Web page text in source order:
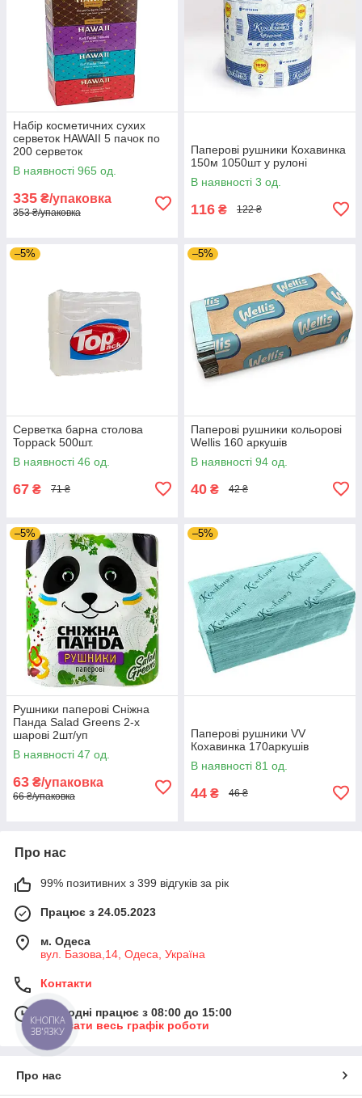
Набір косметичних сухих
серветок HAWAII 5 пачок по
200 серветок
В наявності 965 од.
335 ₴/упаковка
353 ₴/упаковка
Паперові рушники Кохавинка
150м 1050шт у рулоні
В наявності 3 од.
116 ₴ 122 ₴
–5%
Серветка барна столова
Toppack 500шт.
В наявності 46 од.
67 ₴ 71 ₴
–5%
Паперові рушники кольорові
Wellis 160 аркушів
В наявності 94 од.
40 ₴ 42 ₴
–5%
Рушники паперові Сніжна
Панда Salad Greens 2-х
шарові 2шт/уп
В наявності 47 од.
63 ₴/упаковка
66 ₴/упаковка
–5%
Паперові рушники VV
Кохавинка 170аркушів
В наявності 81 од.
44 ₴ 46 ₴
Про нас
99% позитивних з 399 відгуків за рік
Працює з 24.05.2023
м. Одеса
вул. Базова,14, Одеса, Україна
Контакти
Сьогодні працює з 08:00 до 15:00
Показати весь графік роботи
Про нас
КНОПКА
ЗВ'ЯЗКУ